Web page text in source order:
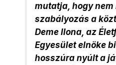
mutatja, hogy
szabályozás a
Deme Ilona, az
Egyesület elnöke
hosszúra nyúlt a